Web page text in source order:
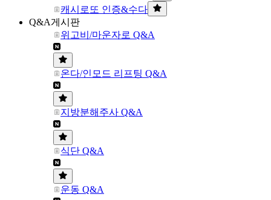
캐시로또 인증&수다
Q&A게시판
위고비/마운자로 Q&A
온다/인모드 리프팅 Q&A
지방분해주사 Q&A
식단 Q&A
운동 Q&A